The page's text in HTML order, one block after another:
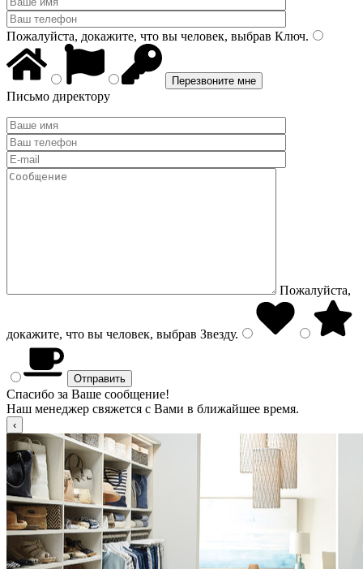
Пожалуйста, докажите, что вы человек, выбрав Ключ.
Письмо директору
Пожалуйста,
докажите, что вы человек, выбрав Звезду.
Спасибо за Ваше сообщение!
Наш менеджер свяжется с Вами в ближайшее время.